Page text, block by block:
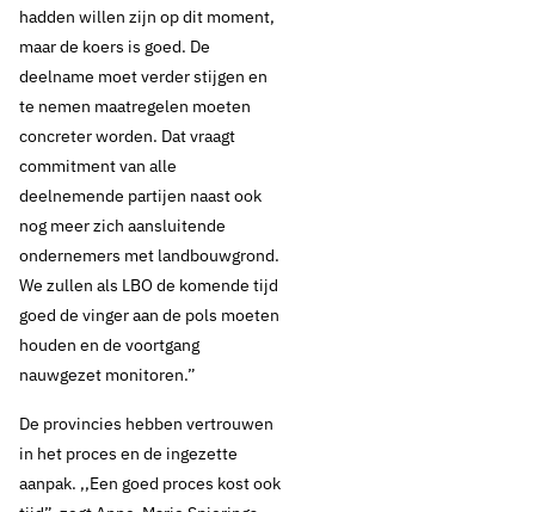
grondwater: goed op
weg, maar doelbereik
nog een uitdaging
Thema's:
Drinkwaterbronnen
Drinkwaterbronnen en landbouw
hadden willen zijn op dit moment,
maar de koers is goed. De
deelname moet verder stijgen en
te nemen maatregelen moeten
concreter worden. Dat vraagt
commitment van alle
deelnemende partijen naast ook
nog meer zich aansluitende
ondernemers met landbouwgrond.
We zullen als LBO de komende tijd
goed de vinger aan de pols moeten
houden en de voortgang
nauwgezet monitoren.”
De provincies hebben vertrouwen
in het proces en de ingezette
aanpak. ,,Een goed proces kost ook